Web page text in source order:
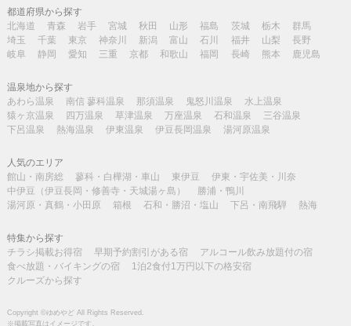
都道府県から探す
北海道
青森 岩手 宮城 秋田 山形 福島 茨城 栃木
群馬
埼玉
千葉 東京 神奈川 新潟 富山 石川 福井 山梨
長野
岐阜
静岡 愛知 三重 京都 和歌山 福岡 長崎 熊本 鹿児島
温泉地から探す
あわら温泉
南信 蓼科温泉 那須温泉 鬼怒川温泉
水上温泉
猿ヶ京温泉
四万温泉 草津温泉 万座温泉 石和温泉
三谷温泉
下呂温泉
熱海温泉 伊東温泉 伊豆長岡温泉 湯河原温泉
人気のエリア
館山・南房総
蓼科・白樺湖・車山 東伊豆
伊東・宇佐美・川奈
中伊豆（伊豆長岡・修善寺・天城湯ヶ島）
勝浦・鴨川
湯河原・真鶴・小田原
箱根 石和・勝沼・塩山 下呂・南飛騨 熱海
特集から探す
チラシ掲載お得宿
早期予約割引がある宿
アルコール飲み放題付の宿
食べ放題・バイキングの宿
1泊2食付1万円以下の格安宿
クルーズから探す
Copyright ©ゆめやど All Rights Reserved.
※掲載写真はイメージです。